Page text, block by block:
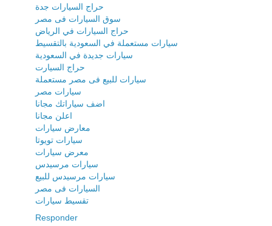
حراج السيارات جدة
سوق السيارات فى مصر
حراج السيارات في الرياض
سيارات مستعملة في السعودية بالتقسيط
سيارات جديدة في السعودية
حراج السيارت
سيارات للبيع فى مصر مستعملة
سيارات مصر
اضف سياراتك مجانا
اعلن مجانا
معارض سيارات
سيارات تويوتا
معرض سيارات
سيارات مرسيدس
سيارات مرسيدس للبيع
السيارات فى مصر
تقسيط سيارات
Responder